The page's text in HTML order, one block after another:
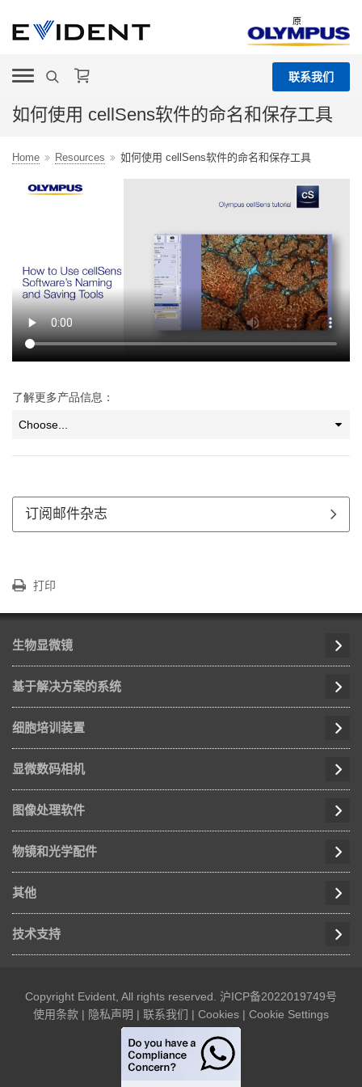
原
联系我们
如何使用 cellSens软件的命名和保存工具
Home Resources 如何使用 cellSens软件的命名和保存工具
了解更多产品信息：
订阅邮件杂志
打印
生物显微镜
基于解决方案的系统
细胞培训装置
显微数码相机
图像处理软件
物镜和光学配件
其他
技术支持
Copyright Evident, All rights reserved. 沪ICP备2022019749号
使用条款 | 隐私声明 | 联系我们 | Cookies | Cookie Settings